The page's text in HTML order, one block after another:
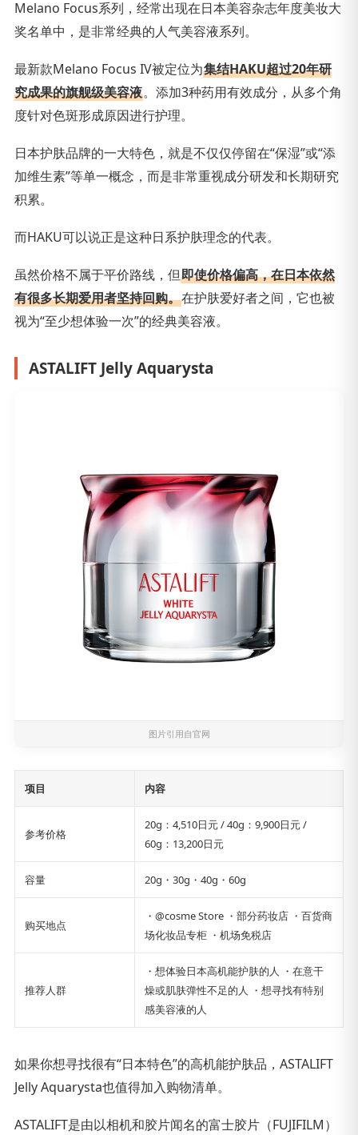
Melano Focus系列，经常出现在日本美容杂志年度美妆大
奖名单中，是非常经典的人气美容液系列。
最新款Melano Focus IV被定位为集结HAKU超过20年研
究成果的旗舰级美容液。添加3种药用有效成分，从多个角
度针对色斑形成原因进行护理。
日本护肤品牌的一大特色，就是不仅仅停留在“保湿”或“添
加维生素”等单一概念，而是非常重视成分研发和长期研究
积累。
而HAKU可以说正是这种日系护肤理念的代表。
虽然价格不属于平价路线，但即使价格偏高，在日本依然
有很多长期爱用者坚持回购。在护肤爱好者之间，它也被
视为“至少想体验一次”的经典美容液。
ASTALIFT Jelly Aquarysta
图片引用自官网
项目 内容
参考价格
20g：4,510日元 / 40g：9,900日元 /
60g：13,200日元
容量 20g・30g・40g・60g
购买地点
・@cosme Store ・部分药妆店 ・百货商
场化妆品专柜 ・机场免税店
推荐人群
・想体验日本高机能护肤的人 ・在意干
燥或肌肤弹性不足的人 ・想寻找有特别
感美容液的人
如果你想寻找很有“日本特色”的高机能护肤品，ASTALIFT
Jelly Aquarysta也值得加入购物清单。
ASTALIFT是由以相机和胶片闻名的富士胶片（FUJIFILM）